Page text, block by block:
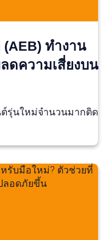
ทำงาน
ดความเสี่ยงบน
ต์รุ่นใหม่จำนวนมากติด